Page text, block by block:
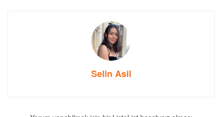
Selin Asil